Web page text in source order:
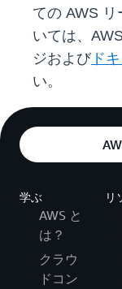
ての AWS
いては、
ジおよびド
い。
学ぶ
AWS と
は？
クラウ
ドコン
リ